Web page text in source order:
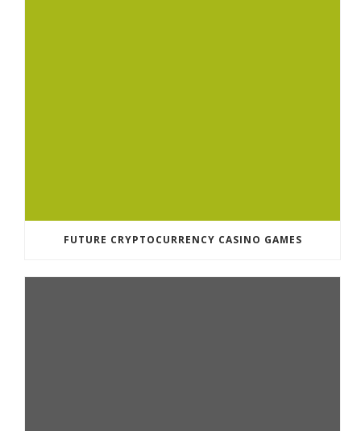
FUTURE CRYPTOCURRENCY CASINO GAMES